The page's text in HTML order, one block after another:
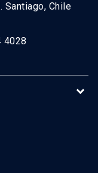
Santiago, Chile
4028